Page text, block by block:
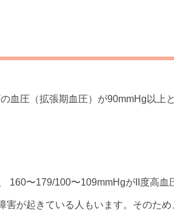
圧（拡張期血圧）が90mmHg以
〜179/100〜109mmHgがII度高
が起きている人もいます。そのた